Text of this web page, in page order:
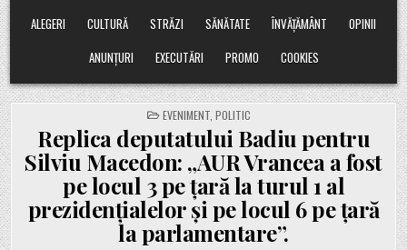
ALEGERI
CULTURĂ STRĂZI SĂNĂTATE ÎNVĂȚĂMÂNT
OPINII
ANUNȚURI
EXECUTĂRI PROMO COOKIES
POSTED
IN
EVENIMENT POLITIC
Replica deputatului Badiu pentru
Silviu Macedon: „AUR Vrancea a fost
pe locul 3 pe țară la turul 1 al
prezidențialelor și pe locul 6 pe țară
la parlamentare”.